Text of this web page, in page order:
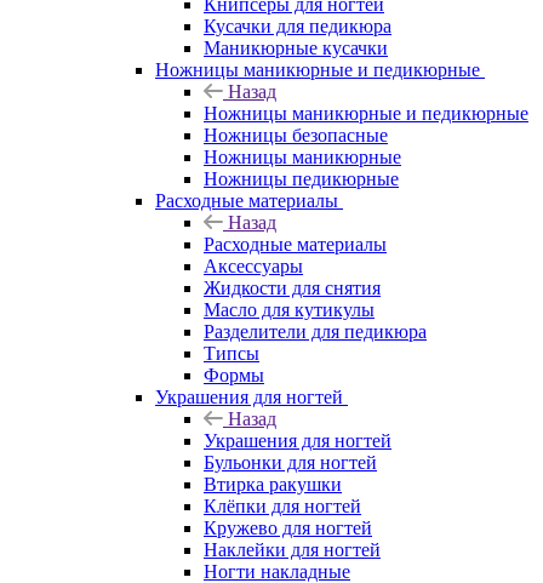
Книпсеры для ногтей
Кусачки для педикюра
Маникюрные кусачки
Ножницы маникюрные и педикюрные
Назад
Ножницы маникюрные и педикюрные
Ножницы безопасные
Ножницы маникюрные
Ножницы педикюрные
Расходные материалы
Назад
Расходные материалы
Аксессуары
Жидкости для снятия
Масло для кутикулы
Разделители для педикюра
Типсы
Формы
Украшения для ногтей
Назад
Украшения для ногтей
Бульонки для ногтей
Втирка ракушки
Клёпки для ногтей
Кружево для ногтей
Наклейки для ногтей
Ногти накладные